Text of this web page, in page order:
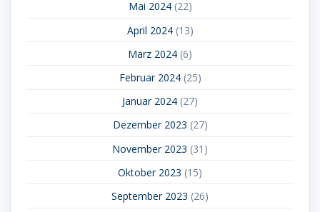
Mai 2024(22)
April 2024(13)
März 2024 (6)
Februar 2024(25)
Januar 2024 (27)
Dezember 2023 (27)
November 2023 (31)
Oktober 2023 (15)
September 2023 (26)